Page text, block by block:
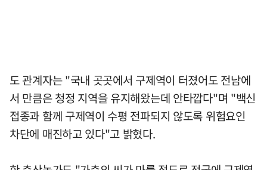
도 관계자는 "국내 곳곳에서 구제역이 터졌어도 전남에
서 만큼은 청정 지역을 유지해왔는데 안타깝다"며 "백신
접종과 함께 구제역이 수평 전파되지 않도록 위험요인
차단에 매진하고 있다"고 밝혔다.